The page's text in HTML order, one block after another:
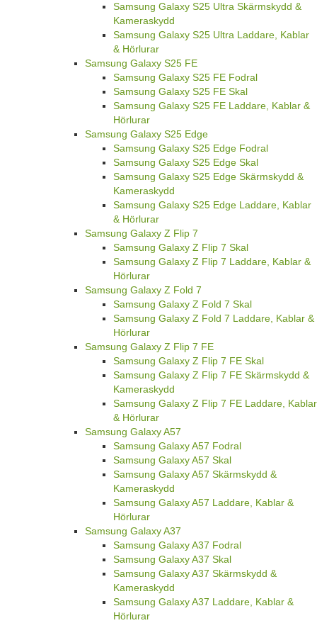
Samsung Galaxy S25 Ultra Skärmskydd &
Kameraskydd
Samsung Galaxy S25 Ultra Laddare, Kablar
& Hörlurar
Samsung Galaxy S25 FE
Samsung Galaxy S25 FE Fodral
Samsung Galaxy S25 FE Skal
Samsung Galaxy S25 FE Laddare, Kablar &
Hörlurar
Samsung Galaxy S25 Edge
Samsung Galaxy S25 Edge Fodral
Samsung Galaxy S25 Edge Skal
Samsung Galaxy S25 Edge Skärmskydd &
Kameraskydd
Samsung Galaxy S25 Edge Laddare, Kablar
& Hörlurar
Samsung Galaxy Z Flip 7
Samsung Galaxy Z Flip 7 Skal
Samsung Galaxy Z Flip 7 Laddare, Kablar &
Hörlurar
Samsung Galaxy Z Fold 7
Samsung Galaxy Z Fold 7 Skal
Samsung Galaxy Z Fold 7 Laddare, Kablar &
Hörlurar
Samsung Galaxy Z Flip 7 FE
Samsung Galaxy Z Flip 7 FE Skal
Samsung Galaxy Z Flip 7 FE Skärmskydd &
Kameraskydd
Samsung Galaxy Z Flip 7 FE Laddare, Kablar
& Hörlurar
Samsung Galaxy A57
Samsung Galaxy A57 Fodral
Samsung Galaxy A57 Skal
Samsung Galaxy A57 Skärmskydd &
Kameraskydd
Samsung Galaxy A57 Laddare, Kablar &
Hörlurar
Samsung Galaxy A37
Samsung Galaxy A37 Fodral
Samsung Galaxy A37 Skal
Samsung Galaxy A37 Skärmskydd &
Kameraskydd
Samsung Galaxy A37 Laddare, Kablar &
Hörlurar